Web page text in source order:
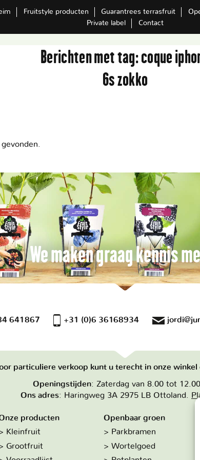
Fruitstyle producten Guarantrees terrasfruit
Private label
Contact
Berichten met tag:coque
6s zokko
We maken graag kennis
641867 +31 (0)6 36168934
particuliere verkoop kunt u terecht in onze winkel
Openingstijden: Zaterdag van 8.00 tot
Ons adres: Haringweg 3A 2975 LB Ottoland.
producten
Kleinfruit
Grootfruit
Openbaar groen
Parkbramen
Wortelgoed